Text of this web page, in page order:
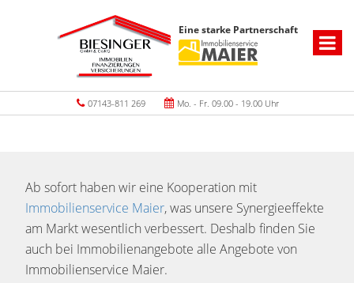
Eine starke Partnerschaft
07143-811 269 Mo. - Fr. 09.00 - 19.00 Uhr
Ab sofort haben wir eine Kooperation mit
Immobilienservice Maier, was unsere Synergieeffekte
am Markt wesentlich verbessert. Deshalb finden Sie
auch bei Immobilienangebote alle Angebote von
Immobilienservice Maier.